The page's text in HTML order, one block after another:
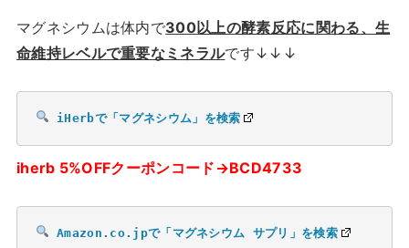
マグネシウムは体内で300以上の酵素反応に関わる、生
命維持レベルで重要なミネラルです↓↓↓
iHerbで「マグネシウム」を検索
iherb 5%OFFクーポンコード→BCD4733
Amazon.co.jpで「マグネシウム サプリ」を検索